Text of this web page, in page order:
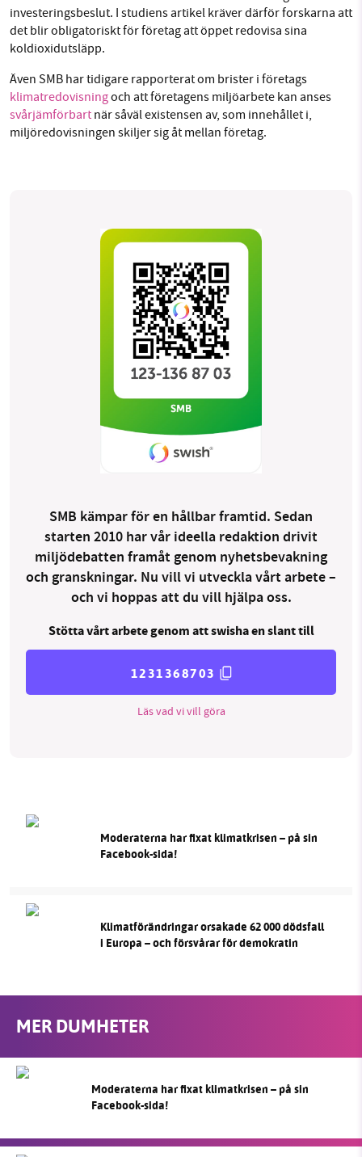
investeringsbeslut. I studiens artikel kräver därför forskarna att
det blir obligatoriskt för företag att öppet redovisa sina
koldioxidutsläpp.
Även SMB har tidigare rapporterat om brister i företags
klimatredovisningoch att företagens miljöarbete kan anses
svårjämförbart när såväl existensen av, som innehållet i,
miljöredovisningen skiljer sig åt mellan företag.
SMB kämpar för en hållbar framtid. Sedan
starten 2010 har vår ideella redaktion drivit
miljödebatten framåt genom nyhetsbevakning
och granskningar. Nu vill vi utveckla vårt arbete –
och vi hoppas att du vill hjälpa oss.
Stötta vårt arbete genom att swisha en slant till
1231368703
Läs vad vi vill göra
Moderaterna har fixat klimatkrisen – på sin
Facebook-sida!
Klimatförändringar orsakade 62 000 dödsfall
i Europa – och försvårar för demokratin
MER DUMHETER
Moderaterna har fixat klimatkrisen – på sin
Facebook-sida!